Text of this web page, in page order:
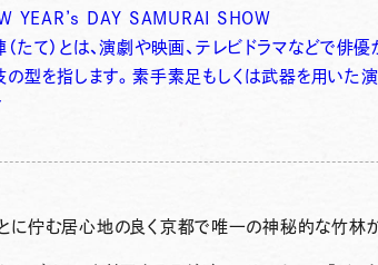
YEAR’s DAY SAMURAI SHOW
（たて）とは、演劇や映画、テレビドラマなどで俳
の型を指します。素手素足もしくは武器を用いた
に佇む居心地の良く京都で唯一の神秘的な竹林が